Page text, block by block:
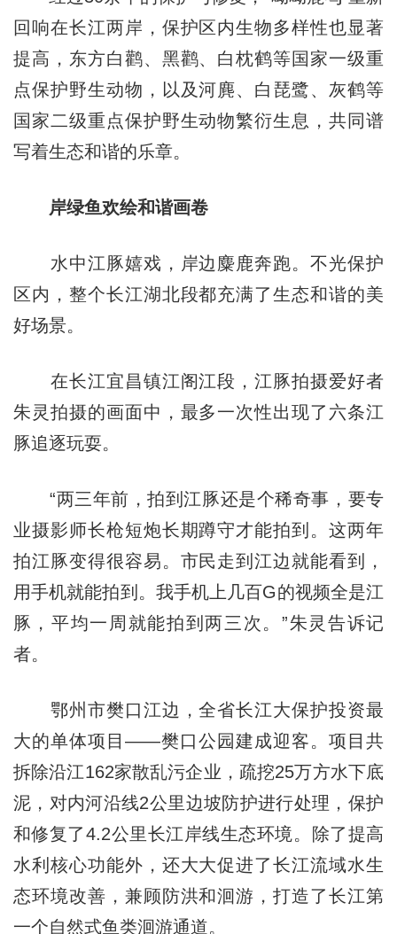
回响在长江两岸，保护区内生物多样性也显著
提高，东方白鹳、黑鹳、白枕鹤等国家一级重
点保护野生动物，以及河麂、白琵鹭、灰鹤等
国家二级重点保护野生动物繁衍生息，共同谱
写着生态和谐的乐章。
岸绿鱼欢绘和谐画卷
水中江豚嬉戏，岸边麋鹿奔跑。不光保护
区内，整个长江湖北段都充满了生态和谐的美
好场景。
在长江宜昌镇江阁江段，江豚拍摄爱好者
朱灵拍摄的画面中，最多一次性出现了六条江
豚追逐玩耍。
“两三年前，拍到江豚还是个稀奇事，要专
业摄影师长枪短炮长期蹲守才能拍到。这两年
拍江豚变得很容易。市民走到江边就能看到，
用手机就能拍到。我手机上几百G的视频全是江
豚，平均一周就能拍到两三次。”朱灵告诉记
者。
鄂州市樊口江边，全省长江大保护投资最
大的单体项目——樊口公园建成迎客。项目共
拆除沿江162家散乱污企业，疏挖25万方水下底
泥，对内河沿线2公里边坡防护进行处理，保护
和修复了4.2公里长江岸线生态环境。除了提高
水利核心功能外，还大大促进了长江流域水生
态环境改善，兼顾防洪和洄游，打造了长江第
一个自然式鱼类洄游通道。